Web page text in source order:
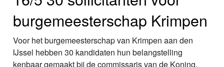
burgemeesterschap Krimpen
Voor het burgemeesterschap van Krimpen aan den
IJssel hebben 30 kandidaten hun belangstelling
kenbaar gemaakt bij de commissaris van de Koning.